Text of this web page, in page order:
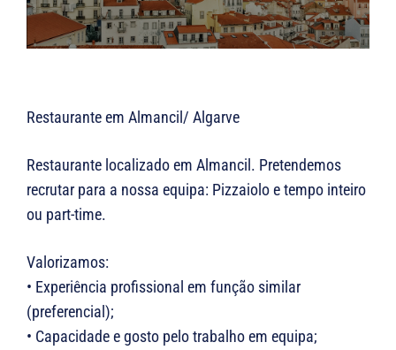
Restaurante em Almancil/ Algarve
Restaurante localizado em Almancil. Pretendemos
recrutar para a nossa equipa: Pizzaiolo e tempo inteiro
ou part-time.
Valorizamos:
• Experiência profissional em função similar
(preferencial);
• Capacidade e gosto pelo trabalho em equipa;